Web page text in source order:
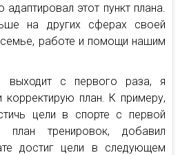
этот пункт плана.
на других сферах своей
семье, работе и помощи нашим
с первого раза, я
корректирую план. К примеру,
цели в спорте с первой
план тренировок, добавил
достиг цели в следующем